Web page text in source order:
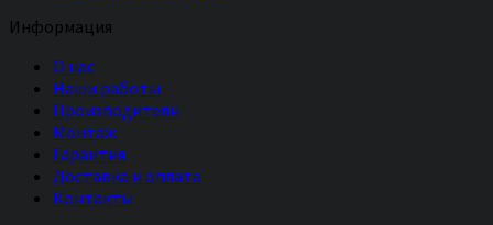
Информация
О нас
Наши работы
Производители
Монтаж
Гарантия
Доставка и оплата
Контакты